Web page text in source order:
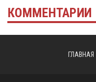
КОММЕНТАРИИ
ГЛАВНАЯ